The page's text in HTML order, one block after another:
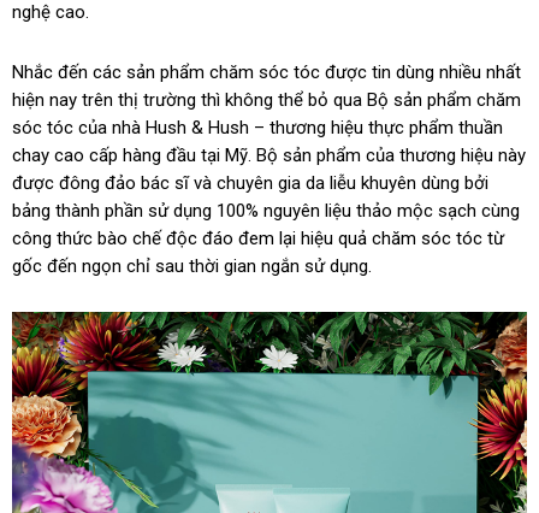
nghệ cao.
Nhắc đến các sản phẩm chăm sóc tóc được tin dùng nhiều nhất
hiện nay trên thị trường thì không thể bỏ qua Bộ sản phẩm chăm
sóc tóc của nhà Hush & Hush – thương hiệu thực phẩm thuần
chay cao cấp hàng đầu tại Mỹ. Bộ sản phẩm của thương hiệu này
được đông đảo bác sĩ và chuyên gia da liễu khuyên dùng bởi
bảng thành phần sử dụng 100% nguyên liệu thảo mộc sạch cùng
công thức bào chế độc đáo đem lại hiệu quả chăm sóc tóc từ
gốc đến ngọn chỉ sau thời gian ngắn sử dụng.